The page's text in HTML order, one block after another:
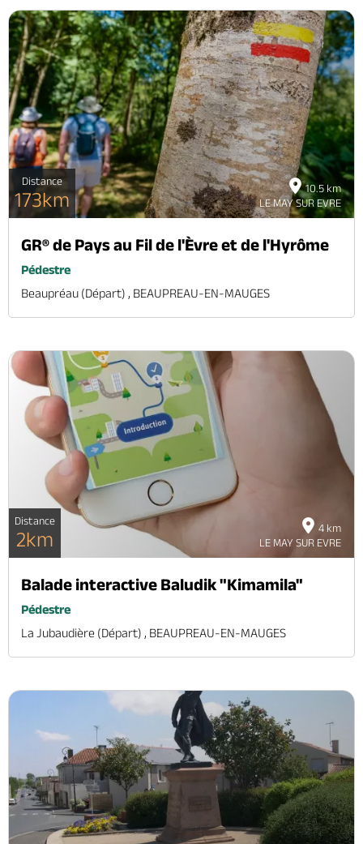
10.5 km
LE MAY SUR EVRE
Distance
173km
GR® de Pays au Fil de l'Èvre et de l'Hyrôme
Pédestre
Beaupréau (départ) , BEAUPREAU-EN-MAUGES
4 km
LE MAY SUR EVRE
Distance
2km
Balade interactive Baludik "Kimamila"
Pédestre
La Jubaudière (départ) , BEAUPREAU-EN-MAUGES